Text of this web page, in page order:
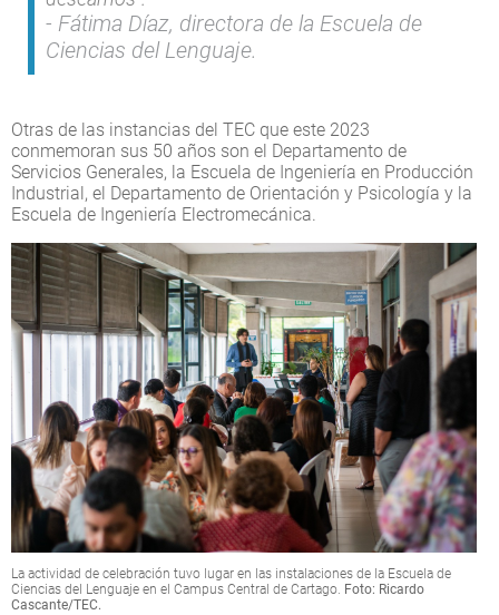
Fátima Díaz, directora de la Escuela de
Ciencias del Lenguaje.
Otras de las instancias del TEC que este 2023
conmemoran sus 50 años son el Departamento de
Servicios Generales, la Escuela de Ingeniería en Producción
Industrial, el Departamento de Orientación y Psicología y la
Escuela de Ingeniería Electromecánica.
La actividad de celebración tuvo lugar en las instalaciones de la Escuela de
Ciencias del Lenguaje en el Campus Central de Cartago. Foto: Ricardo
Cascante/TEC.